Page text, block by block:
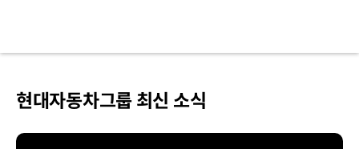
현대자동차그룹 최신 소식